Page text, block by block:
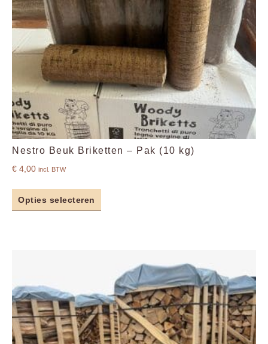
Nestro Beuk Briketten – Pak (10 kg)
€ 4,00 incl. BTW
Opties selecteren